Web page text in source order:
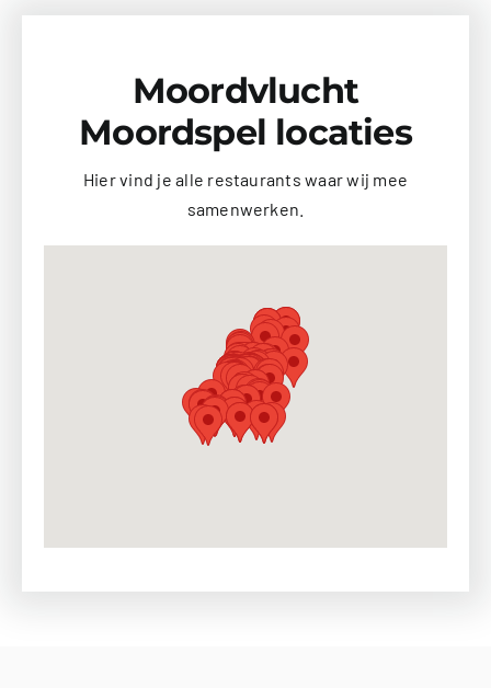
Moordvlucht
Moordspel locaties
Hier vind je alle restaurants waar wij mee
samenwerken.